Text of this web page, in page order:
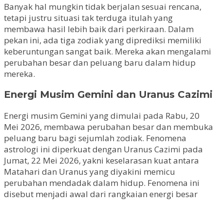
Banyak hal mungkin tidak berjalan sesuai rencana,
tetapi justru situasi tak terduga itulah yang
membawa hasil lebih baik dari perkiraan. Dalam
pekan ini, ada tiga zodiak yang diprediksi memiliki
keberuntungan sangat baik. Mereka akan mengalami
perubahan besar dan peluang baru dalam hidup
mereka.
Energi Musim Gemini dan Uranus Cazimi
Energi musim Gemini yang dimulai pada Rabu, 20
Mei 2026, membawa perubahan besar dan membuka
peluang baru bagi sejumlah zodiak. Fenomena
astrologi ini diperkuat dengan Uranus Cazimi pada
Jumat, 22 Mei 2026, yakni keselarasan kuat antara
Matahari dan Uranus yang diyakini memicu
perubahan mendadak dalam hidup. Fenomena ini
disebut menjadi awal dari rangkaian energi besar